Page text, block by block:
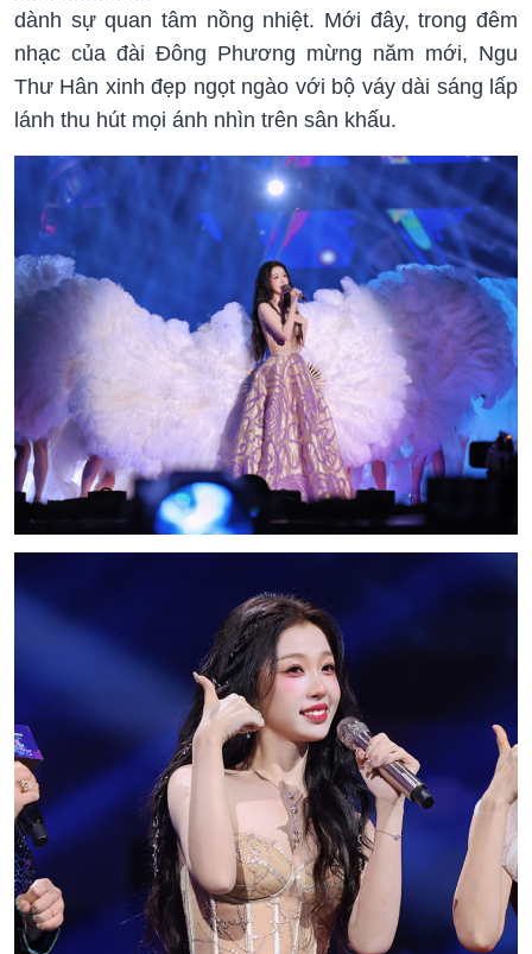
dành sự quan tâm nồng nhiệt. Mới đây, trong đêm
nhạc của đài Đông Phương mừng năm mới, Ngu
Thư Hân xinh đẹp ngọt ngào với bộ váy dài sáng lấp
lánh thu hút mọi ánh nhìn trên sân khấu.